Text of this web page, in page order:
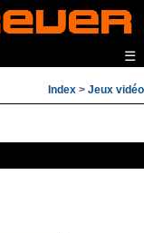
☰
Index > Jeux vidéo